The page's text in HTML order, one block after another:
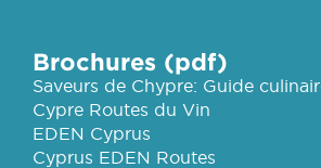
Brochures (pdf)
Saveurs de Chypre: Guide
Cypre Routes du Vin
EDEN Cyprus
Cyprus EDEN Routes